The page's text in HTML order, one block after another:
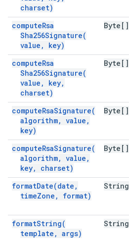
charset)
computeRsa
Sha256Signature(
value , key)
Byte[]
computeRsa
Sha256Signature(
value , key,
charset)
Byte[]
computeRsaSignature(
algorithm, value ,
key)
Byte[]
computeRsaSignature(
algorithm, value ,
key, charset)
Byte[]
formatDate(date ,
timeZone , format)
String
formatString(
template , args)
String